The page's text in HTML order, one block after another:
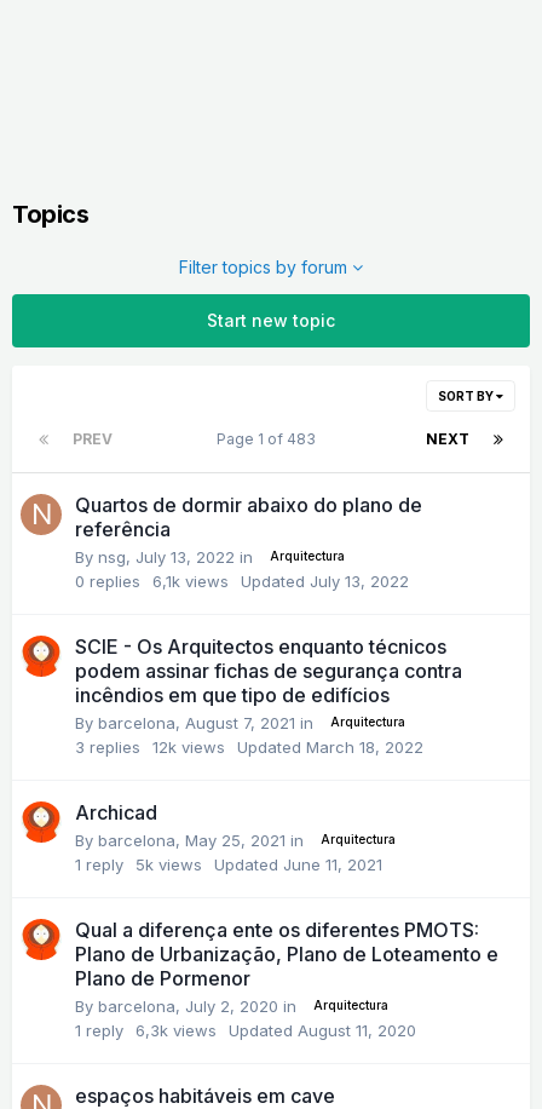
Topics
Filter topics by forum
Start new topic
SORT BY
PREV NEXT
Page 1 of 483
Quartos de dormir abaixo do plano de
referência
By nsg, July 13, 2022 in Arquitectura
0 replies 6,1k views Updated July 13, 2022
SCIE - Os Arquitectos enquanto técnicos
podem assinar fichas de segurança contra
incêndios em que tipo de edifícios
By barcelona, August 7, 2021 in Arquitectura
3 replies 12k views Updated March 18, 2022
Archicad
By barcelona, May 25, 2021 in Arquitectura
1 reply 5k views Updated June 11, 2021
Qual a diferença ente os diferentes PMOTS:
Plano de Urbanização, Plano de Loteamento e
Plano de Pormenor
By barcelona, July 2, 2020 in Arquitectura
1 reply 6,3k views Updated August 11, 2020
espaços habitáveis em cave